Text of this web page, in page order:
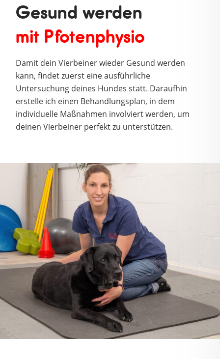
Gesund werden
mit Pfotenphysio
Damit dein Vierbeiner wieder Gesund werden
kann, findet zuerst eine ausführliche
Untersuchung deines Hundes statt. Daraufhin
erstelle ich einen Behandlungsplan, in dem
individuelle Maßnahmen involviert werden, um
deinen Vierbeiner perfekt zu unterstützen.